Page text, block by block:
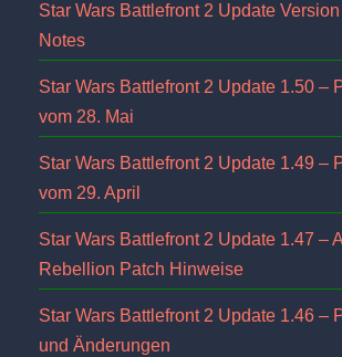
Star Wars Battlefront 2 Update
Notes
Star Wars Battlefront 2 Update 1.50 –
vom 28. Mai
Star Wars Battlefront 2 Update 1.49 –
vom 29. April
Star Wars Battlefront 2 Update 1.47 –
Rebellion Patch Hinweise
Star Wars Battlefront 2 Update 1.46 –
und Änderungen